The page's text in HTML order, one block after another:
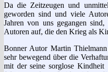
Da die Zeitzeugen und
geworden sind und viele
Jahren von uns gegangen
Autoren auf, die den Krieg als
Bonner Autor Martin
sehr bewegend über die
mit der seine sorglose